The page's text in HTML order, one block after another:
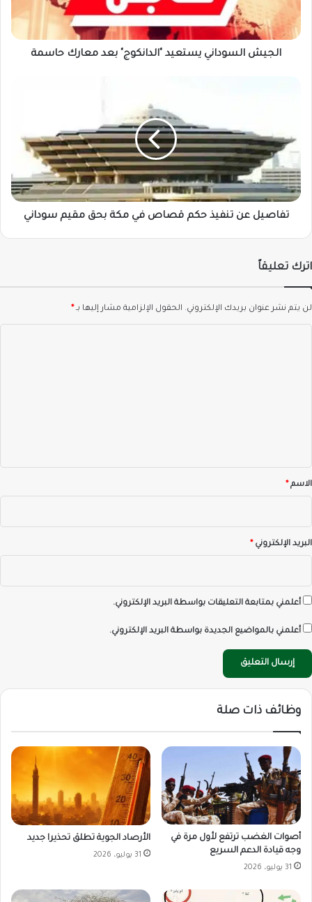
الجيش السوداني يستعيد "الدانكوج" بعد معارك حاسمة
قصاص
في
مكة
بحق
مقيم
سوداني
تفاصيل عن تنفيذ حكم قصاص في مكة بحق مقيم سوداني
اترك تعليقاً
لن يتم نشر عنوان بريدك الإلكتروني. الحقول الإلزامية مشار إليها بـ*
*الاسم*
البريد الإلكتروني*
أعلمني بمتابعة التعليقات بواسطة البريد الإلكتروني.
أعلمني بالمواضيع الجديدة بواسطة البريد الإلكتروني.
وظائف ذات صلة
أصوات الغضب ترتفع لأول مرة في
وجه قيادة الدعم السريع
31 يوليو، 2026
الأرصاد الجوية تطلق تحذيرا جديد
31 يوليو، 2026